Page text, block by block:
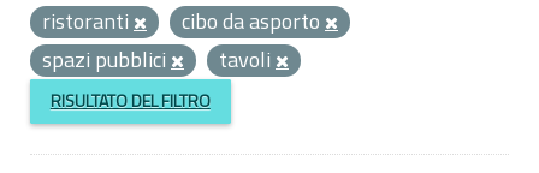
ristoranti
cibo da asporto
spazi pubblici
tavoli
RISULTATO DEL FILTRO